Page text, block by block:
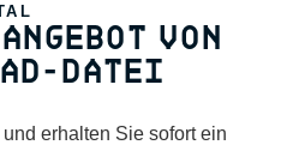
VON
DATEI
erhalten Sie sofort ein